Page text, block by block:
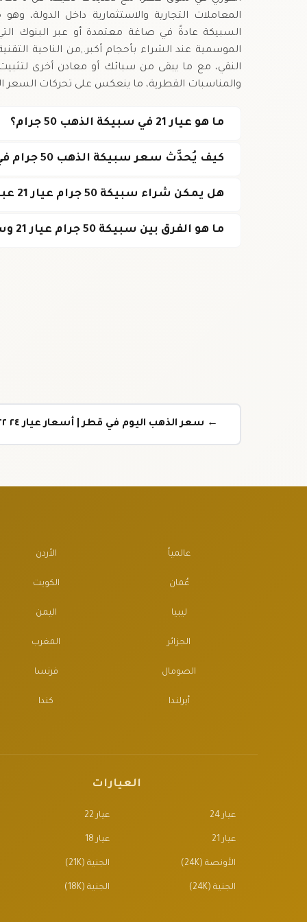
المعاملات التجارية والاستثمارية داخل
السبيكة عادةً في صاغة معتمدة أو عبر البنوك
والمناسبات القطرية، ما ينعكس على تحركات السعر
ما هو عيار 21 في سبيكة الذهب 50 جرام؟
كيف يُحدَّث سعر سبيكة الذهب 50 جرام في قطر؟
هل يمكن شراء سبيكة 50 جرام عيار 21 عبر الإنترنت في قطر؟
ما هو الفرق بين سبيكة 50 جرام عيار 21 وسبيكة عيار 24؟
← سعر الذهب اليوم في قطر | أسعار عيار ٢٤ ٢٢ ٢١ بالريال القطري
عالمياً الأردن
عُمان الكويت
ليبيا اليمن
الجزائر المغرب
الصومال فرنسا
أيرلندا كندا
العيارات
عيار 24 عيار 22
عيار 21 عيار 18
الأونصة (24K) الجنية (21K)
الجنية (24K) الجنية (18K)